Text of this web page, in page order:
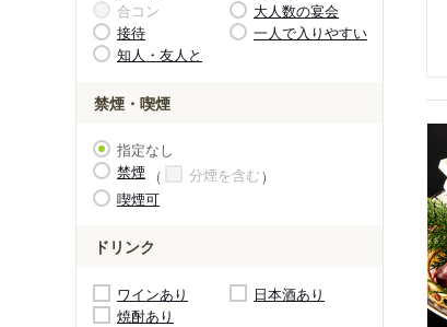
合コン
大人数の宴会
接待
一人で入りやすい
知人・友人と
禁煙・喫煙
指定なし
禁煙
分煙を含む
喫煙可
ドリンク
ワインあり
日本酒あり
焼酎あり